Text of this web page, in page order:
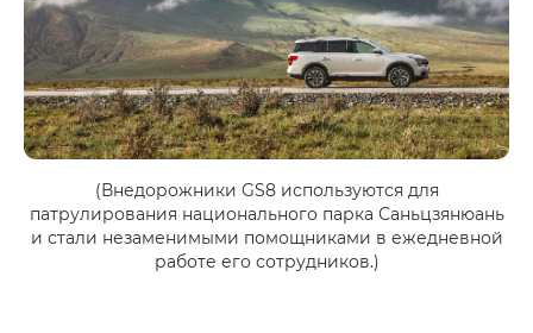
(Внедорожники GS8 используются для
патрулирования национального парка Саньцзянюань
и стали незаменимыми помощниками в ежедневной
работе его сотрудников.)